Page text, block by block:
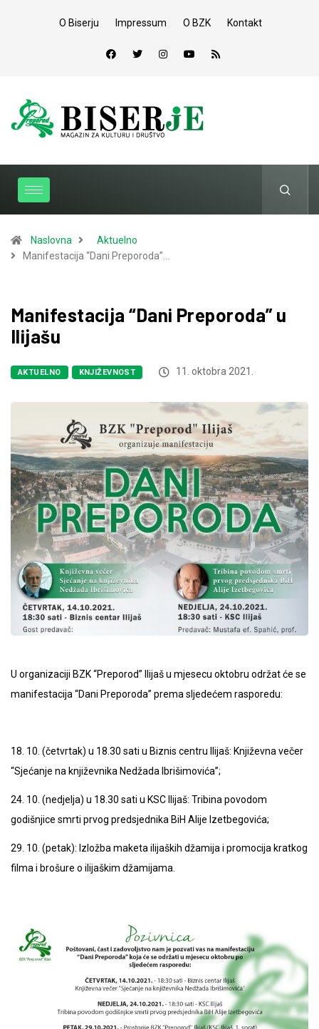
O Biserju Impressum O BZK Kontakt
Naslovna
Aktuelno
Manifestacija “Dani Preporoda”…
Manifestacija “Dani Preporoda” u
Ilijašu
AKTUELNO KNJIŽEVNOST 11. oktobra 2021.
U organizaciji BZK “Preporod” Ilijaš u mjesecu oktobru održat će se
manifestacija “Dani Preporoda” prema sljedećem rasporedu:
18. 10. (četvrtak) u 18.30 sati u Biznis centru Ilijaš: Književna večer
“Sjećanje na književnika Nedžada Ibrišimovića”;
24. 10. (nedjelja) u 18.30 sati u KSC Ilijaš: Tribina povodom
godišnjice smrti prvog predsjednika BiH Alije Izetbegovića;
29. 10. (petak): Izložba maketa ilijaških džamija i promocija kratkog
filma i brošure o ilijaškim džamijama.